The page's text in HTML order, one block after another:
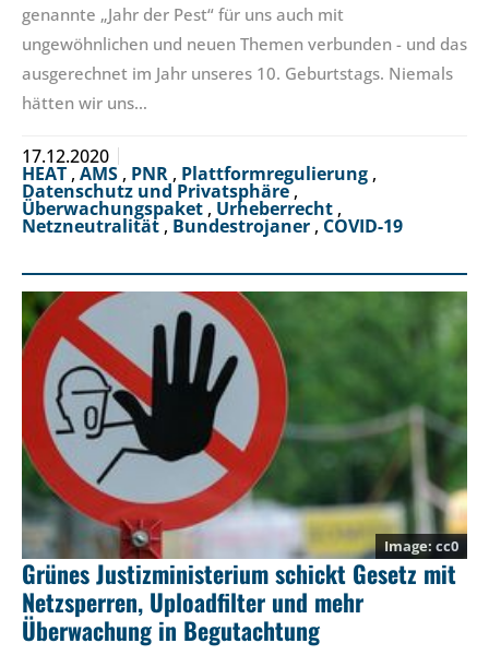
genannte „Jahr der Pest“ für uns auch mit
ungewöhnlichen und neuen Themen verbunden - und das
ausgerechnet im Jahr unseres 10. Geburtstags. Niemals
hätten wir uns…
17.12.2020
HEAT , AMS , PNR , Plattformregulierung ,
Datenschutz und Privatsphäre,
Überwachungspaket , Urheberrecht ,
Netzneutralität , Bundestrojaner , COVID-19
cc0
Grünes Justizministerium schickt Gesetz mit
Netzsperren, Uploadfilter und mehr
Überwachung in Begutachtung